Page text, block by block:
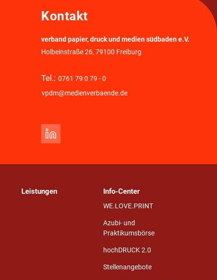
Kontakt
verband papier, druck und medien südbaden e.V.
Holbeinstraße 26, 79100 Freiburg
Tel.: 0761 79 0 79 - 0
vpdm@medienverbaende.de
Leistungen Info-Center
WE.LOVE.PRINT
Azubi- und
Praktikumsbörse
hochDRUCK 2.0
Stellenangebote